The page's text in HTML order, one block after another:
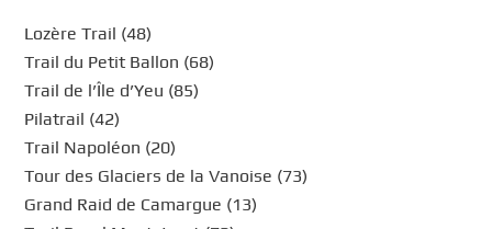
Lozère Trail (48)
Trail du Petit Ballon (68)
Trail de l’Île d’Yeu (85)
Pilatrail (42)
Trail Napoléon (20)
Tour des Glaciers de la Vanoise (73)
Grand Raid de Camargue (13)